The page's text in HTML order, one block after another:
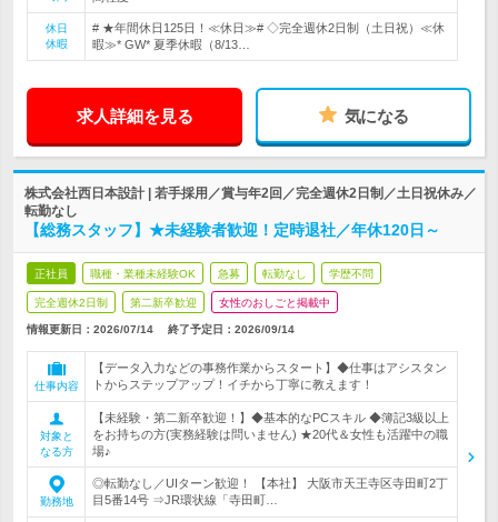
休日
休暇
# ★年間休日125日！≪休日≫# ◇完全週休2日制（土日祝）≪休
暇≫* GW* 夏季休暇（8/13…
求人詳細を見る 気になる
株式会社西日本設計 | 若手採用／賞与年2回／完全週休2日制／土日祝休み／
転勤なし
【総務スタッフ】★未経験者歓迎！定時退社／年休120日～
正社員 職種・業種未経験OK 急募 転勤なし 学歴不問
完全週休2日制 第二新卒歓迎 女性のおしごと掲載中
情報更新日：2026/07/14 終了予定日： 2026/09/14
仕事内容
【データ入力などの事務作業からスタート】◆仕事はアシスタン
トからステップアップ！イチから丁寧に教えます！
対象と
なる方
【未経験・第二新卒歓迎！】◆基本的なPCスキル ◆簿記3級以上
をお持ちの方(実務経験は問いません) ★20代＆女性も活躍中の職
場♪
勤務地
◎転勤なし／UIターン歓迎！ 【本社】 大阪市天王寺区寺田町2丁
目5番14号 ⇒JR環状線「寺田町…